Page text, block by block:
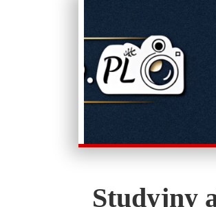
Studyjny